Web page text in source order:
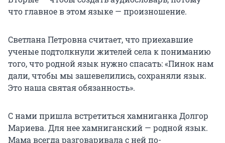
что главное в этом языке — произношение.
Светлана Петровна считает, что приехавшие
ученые подтолкнули жителей села к пониманию
того, что родной язык нужно спасать: «Пинок нам
дали, чтобы мы зашевелились, сохраняли язык.
Это наша святая обязанность».
С нами пришла встретиться хамниганка Долгор
Мариева. Для нее хамниганский — родной язык.
Мама всегда разговаривала с ней по-